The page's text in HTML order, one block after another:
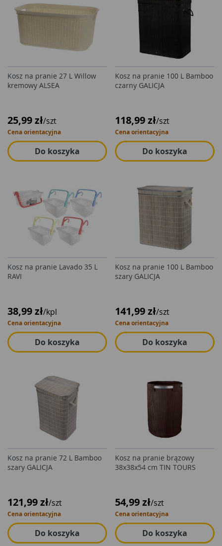
Kosz na pranie 27 L Willow
kremowy ALSEA
25,99 zł/szt
Cena orientacyjna
Do koszyka
Kosz na pranie 100 L Bamboo
czarny GALICJA
118,99 zł/szt
Cena orientacyjna
Do koszyka
Kosz na pranie Lavado 35 L
RAVI
38,99 zł/kpl
Cena orientacyjna
Do koszyka
Kosz na pranie 100 L Bamboo
szary GALICJA
141,99 zł/szt
Cena orientacyjna
Do koszyka
Kosz na pranie 72 L Bamboo
szary GALICJA
121,99 zł/szt
Cena orientacyjna
Do koszyka
Kosz na pranie brązowy
38x38x54 cm TIN TOURS
54,99 zł/szt
Cena orientacyjna
Do koszyka